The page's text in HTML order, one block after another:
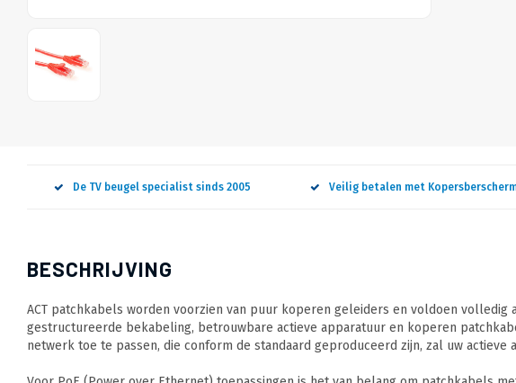
De TV beugel specialist sinds 2005 Veilig betalen met
BESCHRIJVING
ACT patchkabels worden voorzien van puur koperen geleiders en voldoen
gestructureerde bekabeling, betrouwbare actieve apparatuur en koperen
netwerk toe te passen, die conform de standaard geproduceerd zijn, zal uw